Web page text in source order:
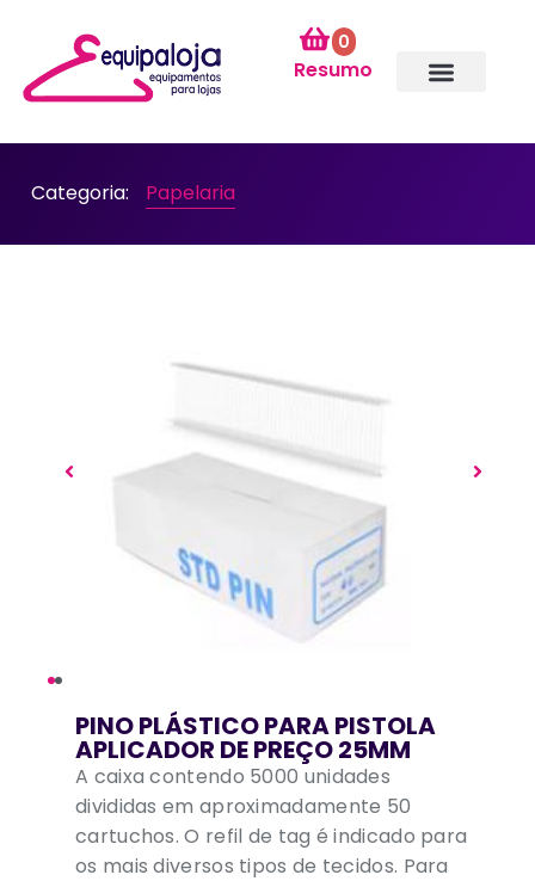
0
Resumo
Categoria: Papelaria
PINO PLÁSTICO PARA PISTOLA
APLICADOR DE PREÇO 25MM
A caixa contendo 5000 unidades
divididas em aproximadamente 50
cartuchos. O refil de tag é indicado para
os mais diversos tipos de tecidos. Para